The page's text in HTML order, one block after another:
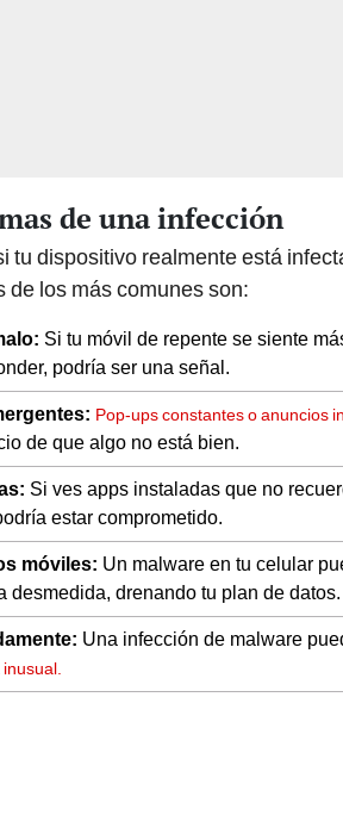
de una infección
tu dispositivo realmente está
de los más comunes son:
Si tu móvil de repente se siente
podría ser una señal.
Pop-ups constantes o anuncios
de que algo no está bien.
Si ves apps instaladas que no
estar comprometido.
móviles: Un malware en tu celular
desmedida, drenando tu plan de datos.
Una infección de malware